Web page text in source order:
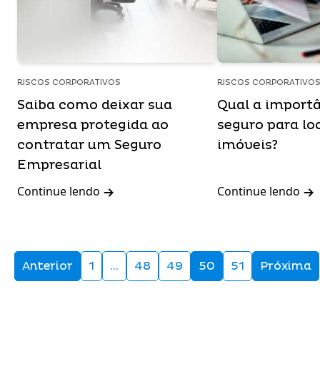
RISCOS CORPORATIVOS
Saiba como deixar sua
empresa protegida ao
contratar um Seguro
Empresarial
Continue lendo
RISCOS CORPORATIVOS
Qual a
seguro para
imóveis?
Continue lendo
Anterior 1 … 48 49 50 51 Próxima